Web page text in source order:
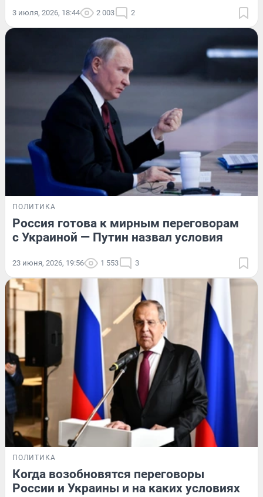
3 июля, 2026, 18:44 2 003 2
ПОЛИТИКА
Россия готова к мирным переговорам
с Украиной — Путин назвал условия
23 июня, 2026, 19:56 1 553 3
ПОЛИТИКА
Когда возобновятся переговоры
России и Украины и на каких условиях